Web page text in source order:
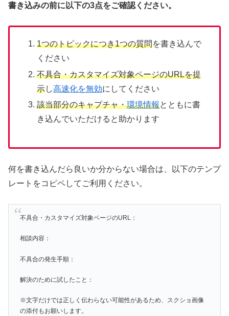
書き込みの前に以下の3点をご確認ください。
1つのトピックにつき1つの質問を書き込んで
ください
不具合・カスタマイズ対象ページのURLを提
示し高速化を無効にしてください
該当部分のキャプチャ・環境情報とともに書
き込んでいただけると助かります
何を書き込んだら良いか分からない場合は、以下のテンプ
レートをコピペしてご利用ください。
不具合・カスタマイズ対象ページのURL：
相談内容：
不具合の発生手順：
解決のために試したこと：
※文字だけでは正しく伝わらない可能性があるため、スクショ画像
の添付もお願いします。